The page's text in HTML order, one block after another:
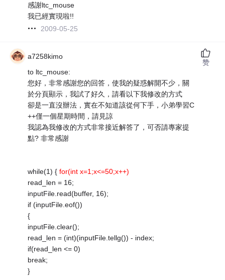
感謝ltc_mouse
我已經實現啦!!
2009-05-25
a7258kimo
to ltc_mouse:
您好，非常感謝您的回答，使我的疑惑解開不少，關
於分頁顯示，我試了好久，請看以下我修改的方式
卻是一直沒辦法，實在不知道該從何下手，小弟學習C
++僅一個星期時間，請見諒
我認為我修改的方式非常接近解答了，可否請專家提
點? 非常感謝
while(1) {for(int x=1;x<=50;x++)
read_len = 16;
inputFile.read(buffer, 16);
if (inputFile.eof())
{
inputFile.clear();
read_len = (int)(inputFile.tellg()) - index;
if(read_len <= 0)
break;
}
赞